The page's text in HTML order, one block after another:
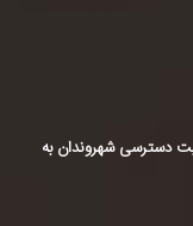
دسترسی شهروندان به